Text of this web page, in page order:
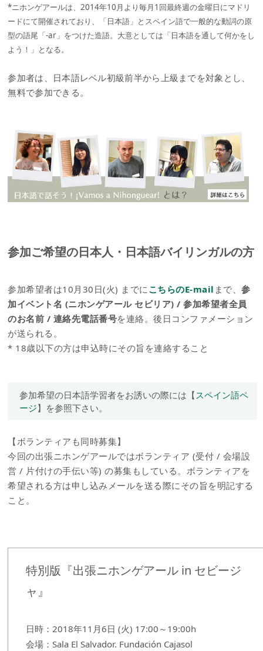
*ニホンゲアールは、2014年10月より毎月1回最終週の金曜日にマドリ
ードにて開催されており、「日本語」とスペイン語で一般的な動詞の原
型の語尾「-ar」をつけた造語。大意としては「日本語を通して何かをし
よう！」となる。
参加者は、日本語レベル初級前半から上級までを対象とし、
無料で参加できる。
参加ご希望の日本人・日本語バイリンガルの方
参加希望者は10月30日(火) までに こちらのE-mail まで、参
加イベント名 (ニホンゲアール セビリア) / 参加希望者全員
のお名前 / 連絡先電話番号を連絡。後日コンファメーション
が送られる。
* 18歳以下の方は申込時にその旨を連絡すること
参加希望の日本語学習者をお誘いの際には【 スペイン語ペ
ージ】を参照下さい。
【ボランティアも同時募集】
今回の出張ニホンゲアールではボランティア (受付 / 会場設
営 / 片付けの手伝い等) の募集もしている。ボランティアを
希望される方は申し込みメールを送る際にその旨を明記する
こと。
特別版『出張ニホンゲアール in セビージ
ャ』
日時：2018年11月6日 (火) 17:00～19:00h
会場：Sala El Salvador. Fundación Cajasol